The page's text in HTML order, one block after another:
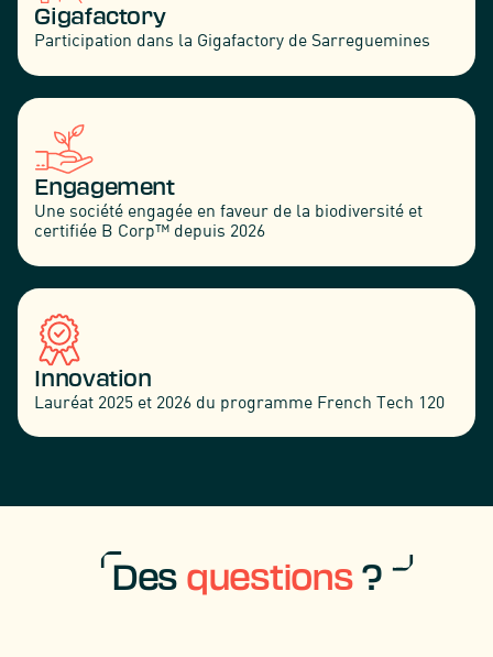
Gigafactory
Participation dans la Gigafactory de Sarreguemines
Engagement
Une société engagée en faveur de la biodiversité et
certifiée B Corp™ depuis 2026
Innovation
Lauréat 2025 et 2026 du programme French Tech 120
Des questions?